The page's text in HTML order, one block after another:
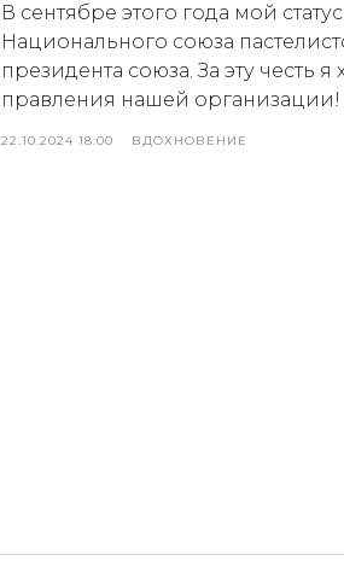
В сентябре этого года мой
Национального союза
президента союза. За эту честь
правления нашей организации!
22.10.2024 18:00 ВДОХНОВЕНИЕ